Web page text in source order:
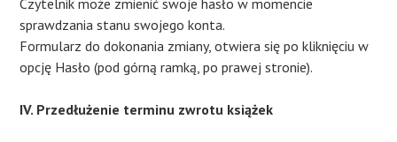
Czytelnik może zmienić swoje hasło w momencie
sprawdzania stanu swojego konta.
Formularz do dokonania zmiany, otwiera się po kliknięciu w
opcję Hasło (pod górną ramką, po prawej stronie).
IV. Przedłużenie terminu zwrotu książek